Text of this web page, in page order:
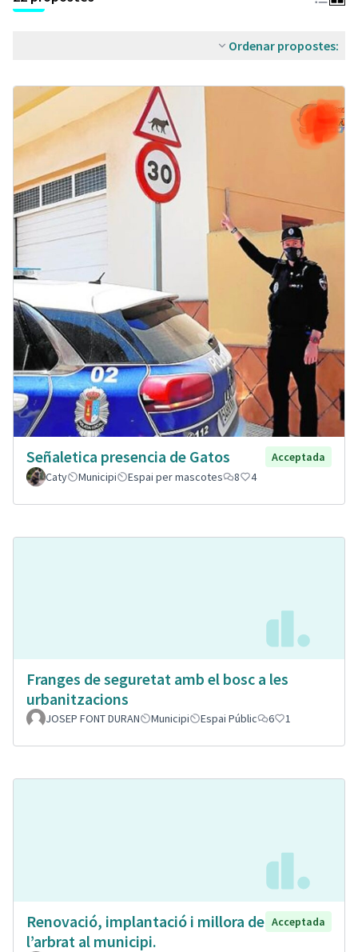
Ordenar propostes:
Señaletica presencia de Gatos
Acceptada
Caty
Municipi Espai per mascotes 8 4
Franges de seguretat amb el bosc a les
urbanitzacions
JOSEP FONT DURAN Municipi Espai Públic 6 1
Renovació, implantació i millora de
l’arbrat al municipi.
Acceptada